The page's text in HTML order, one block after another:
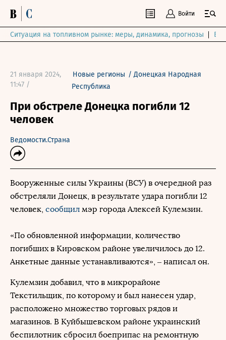
Войти
Ситуация на топливном рынке: меры, динамика, прогнозы
21 января 2024,
11:47 /
Новые регионы /Донецкая Народная
Республика
При обстреле Донецка погибли 12
человек
Ведомости.Страна
Вооруженные силы Украины (ВСУ) в очередной раз
обстреляли Донецк, в результате удара погибли 12
человек, сообщил мэр города Алексей Кулемзин.
«По обновленной информации, количество
погибших в Кировском районе увеличилось до 12.
Анкетные данные устанавливаются», – написал он.
Кулемзин добавил, что в микрорайоне
Текстильщик, по которому и был нанесен удар,
расположено множество торговых рядов и
магазинов. В Куйбышевском районе украинский
беспилотник сбросил боеприпас на ремонтную